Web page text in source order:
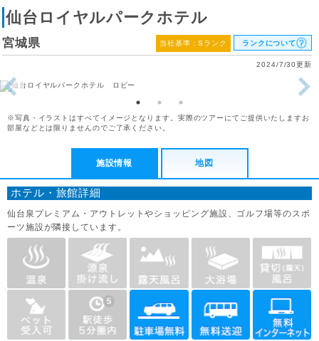
仙台ロイヤルパークホテル
宮城県 当社基準：Sランク ランクについて
2024/7/30更新
※写真・イラストはすべてイメージとなります。実際のツアーにてご提供いたしますお
部屋などとは限りませんのでご了承ください。
施設情報 地図
ホテル・旅館詳細
仙台泉プレミアム・アウトレットやショッピング施設、ゴルフ場等のスポ
ーツ施設が隣接しています。